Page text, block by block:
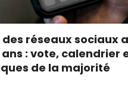
réseaux sociaux
ans : vote, calendrier
de la majorité